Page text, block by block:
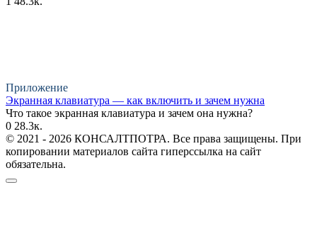
Приложение
Экранная клавиатура — как включить и зачем нужна
Что такое экранная клавиатура и зачем она нужна?
0 28.3к.
© 2021 - 2026 КОНСАЛТПОТРА. Все права защищены. При
копировании материалов сайта гиперссылка на сайт
обязательна.